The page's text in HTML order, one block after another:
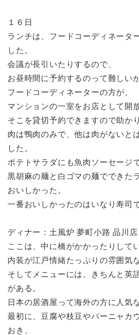
１６日
ランチは、フードコーディネータ
した。
会議が長引いたりするので、
お昼時間に予約するのって難しい
フードコーディネーターの方が、
マンションの一室をお店として開
そこを貸切予約できますので助か
肉は鴨肉のみで、他は肉がないと
した。
ポテトサラダにも魚肉ソーセージ
黒胡麻の麺と白ゴマの麺でできた
おいしかった。
一番おいしかったのはいなり寿司
ディナー：土風炉 夢町小路 品川店
ここは、中に橋がかかったりして
内装が江戸情緒たっぷりの雰囲気
そしてメニューには、きちんと英
がある。
日本の居酒屋って海外の方に人気
最初に、豆腐や枝豆やバーニャカ
おき、